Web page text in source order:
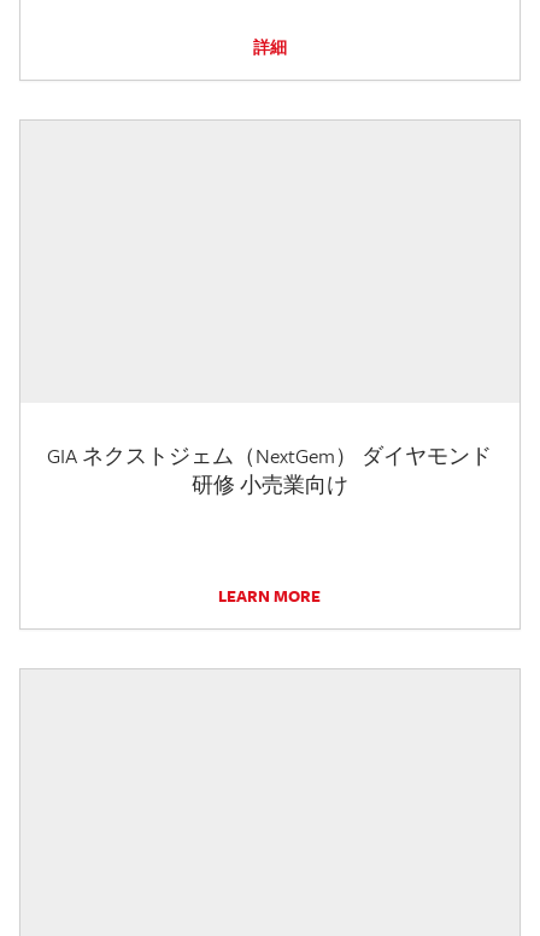
詳細
GIA ネクストジェム（NextGem） ダイヤモンド
研修 小売業向け
LEARN MORE